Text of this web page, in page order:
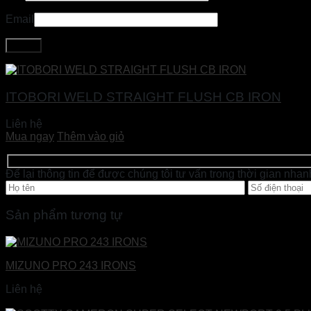
Email
ITOBORI WELD STRAIGHT FLUSH CB IRON
Liên hệ
Mua ngay Thêm vào giỏ
Để lại thông tin để được chúng tôi tư vấn trong thời gian
Sản phẩm tương tự
MIZUNO PRO 243 IRONS
Liên hệ